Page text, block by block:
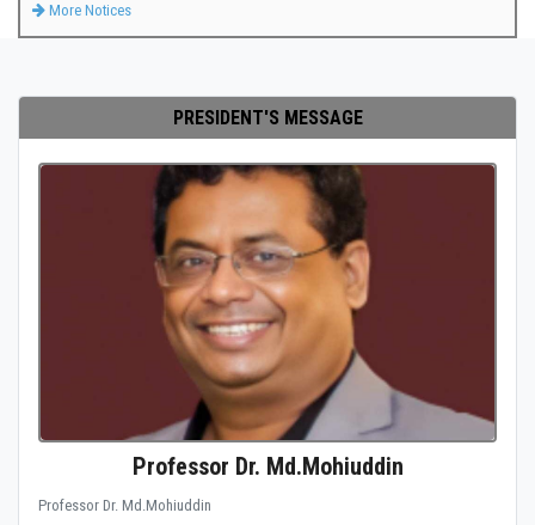
More Notices
PRESIDENT'S MESSAGE
Professor Dr. Md.Mohiuddin
Professor Dr. Md.Mohiuddin